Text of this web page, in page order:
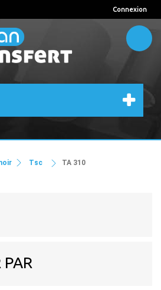
Connexion
Tsc TA 310
PAR